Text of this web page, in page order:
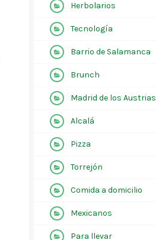
Herbolarios
Tecnología
Barrio de Salamanca
Brunch
Madrid de los Austrias
Alcalá
Pizza
Torrejón
Comida a domicilio
Mexicanos
Para llevar